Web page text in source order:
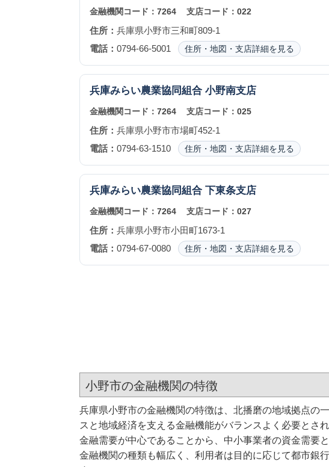
金融機関コード： 7264 支店コード： 022
住所： 兵庫県小野市三和町809-1
電話： 0794-66-5001 住所・地図・支店詳細を見る
兵庫みらい農業協同組合 小野南支店
金融機関コード： 7264 支店コード： 025
住所： 兵庫県小野市市場町452-1
電話： 0794-63-1510 住所・地図・支店詳細を見る
兵庫みらい農業協同組合 下東条支店
金融機関コード： 7264 支店コード： 027
住所： 兵庫県小野市小田町1673-1
電話： 0794-67-0080 住所・地図・支店詳細を見る
小野市の金融機関の特徴
兵庫県小野市の金融機関の特徴は、北播磨の地域拠点の
スと地域経済を支える金融機能がバランスよく必要とさ
金融需要が中心であることから、中小事業者の資金需要
金融機関の種類も幅広く、利用者は目的に応じて都市銀